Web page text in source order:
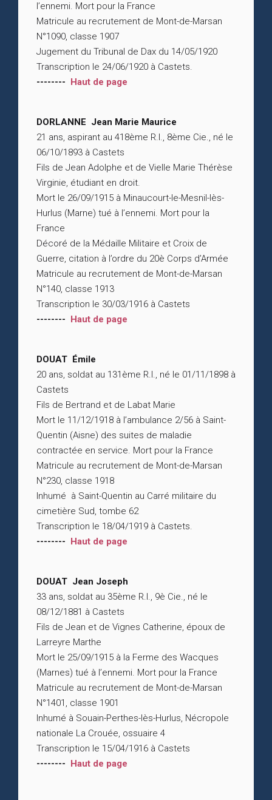
l’ennemi. Mort pour la France
Matricule au recrutement de Mont-de-Marsan
N°1090, classe 1907
Jugement du Tribunal de Dax du 14/05/1920
Transcription le 24/06/1920 à Castets.
-------- Haut de page
DORLANNE Jean Marie Maurice
21 ans, aspirant au 418ème R.I., 8ème Cie., né le
06/10/1893 à Castets
Fils de Jean Adolphe et de Vielle Marie Thérèse
Virginie, étudiant en droit.
Mort le 26/09/1915 à Minaucourt-le-Mesnil-lès-
Hurlus (Marne) tué à l’ennemi. Mort pour la
France
Décoré de la Médaille Militaire et Croix de
Guerre, citation à l’ordre du 20è Corps d’Armée
Matricule au recrutement de Mont-de-Marsan
N°140, classe 1913
Transcription le 30/03/1916 à Castets
-------- Haut de page
DOUAT Émile
20 ans, soldat au 131ème R.I., né le 01/11/1898 à
Castets
Fils de Bertrand et de Labat Marie
Mort le 11/12/1918 à l’ambulance 2/56 à Saint-
Quentin (Aisne) des suites de maladie
contractée en service. Mort pour la France
Matricule au recrutement de Mont-de-Marsan
N°230, classe 1918
Inhumé à Saint-Quentin au Carré militaire du
cimetière Sud, tombe 62
Transcription le 18/04/1919 à Castets.
-------- Haut de page
DOUAT Jean Joseph
33 ans, soldat au 35ème R.I., 9è Cie., né le
08/12/1881 à Castets
Fils de Jean et de Vignes Catherine, époux de
Larreyre Marthe
Mort le 25/09/1915 à la Ferme des Wacques
(Marnes) tué à l’ennemi. Mort pour la France
Matricule au recrutement de Mont-de-Marsan
N°1401, classe 1901
Inhumé à Souain-Perthes-lès-Hurlus, Nécropole
nationale La Crouée, ossuaire 4
Transcription le 15/04/1916 à Castets
-------- Haut de page